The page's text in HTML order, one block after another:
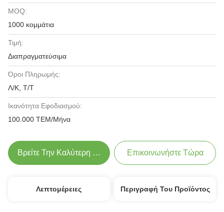
MOQ:
1000 κομμάτια
Τιμή:
Διαπραγματεύσιμα
Όροι Πληρωμής:
Λ/Κ, Τ/Τ
Ικανότητα Εφοδιασμού:
100.000 ΤΕΜ/Μήνα
Βρείτε Την Καλύτερη Τιμή Επικοινωνήστε Τώρα
Λεπτομέρειες Περιγραφή Του Προϊόντος